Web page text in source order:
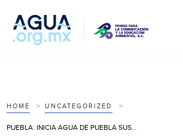
HOME UNCATEGORIZED